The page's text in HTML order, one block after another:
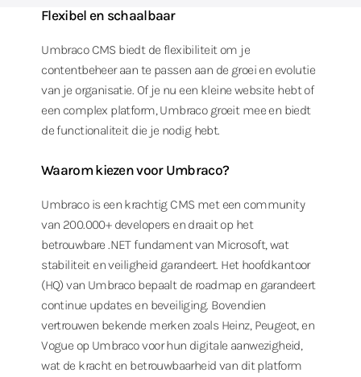
Flexibel en schaalbaar
Umbraco CMS biedt de flexibiliteit om je
contentbeheer aan te passen aan de groei en evolutie
van je organisatie. Of je nu een kleine website hebt of
een complex platform, Umbraco groeit mee en biedt
de functionaliteit die je nodig hebt.
Waarom kiezen voor Umbraco?
Umbraco is een krachtig CMS met een community
van 200.000+ developers en draait op het
betrouwbare .NET fundament van Microsoft, wat
stabiliteit en veiligheid garandeert. Het hoofdkantoor
(HQ) van Umbraco bepaalt de roadmap en garandeert
continue updates en beveiliging. Bovendien
vertrouwen bekende merken zoals Heinz, Peugeot, en
Vogue op Umbraco voor hun digitale aanwezigheid,
wat de kracht en betrouwbaarheid van dit platform